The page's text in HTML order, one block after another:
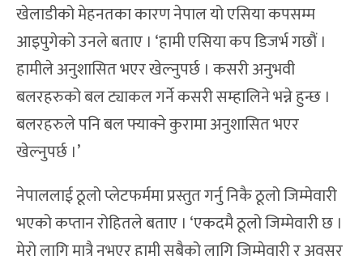
खेलाडीको मेहनतका कारण नेपाल यो एसिया कपसम्म
आइपुगेको उनले बताए । ‘हामी एसिया कप डिजर्भ गछौं ।
हामीले अनुशासित भएर खेल्नुपर्छ । कसरी अनुभवी
बलरहरुको बल ट्याकल गर्ने कसरी सम्हालिने भन्ने हुन्छ ।
बलरहरुले पनि बल फ्याक्ने कुरामा अनुशासित भएर
खेल्नुपर्छ ।’
नेपाललाई ठूलो प्लेटफर्ममा प्रस्तुत गर्नु निकै ठूलो जिम्मेवारी
भएको कप्तान रोहितले बताए । ‘एकदमै ठूलो जिम्मेवारी छ ।